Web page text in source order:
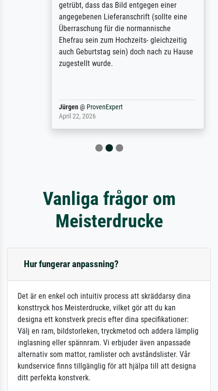
getrübt, dass das Bild entgegen einer
angegebenen Lieferanschrift (sollte eine
Überraschung für die normannische
Ehefrau sein zum Hochzeits- gleichzeitig
auch Geburtstag sein) doch nach zu Hause
zugestellt wurde.
Jürgen@ProvenExpert
April 22, 2026
Vanliga frågor om
Meisterdrucke
Hur fungerar anpassning?
Det är en enkel och intuitiv process att skräddarsy dina
konsttryck hos Meisterdrucke, vilket gör att du kan
designa ett konstverk precis efter dina specifikationer:
Välj en ram, bildstorleken, tryckmetod och addera lämplig
inglasning eller spännram. Vi erbjuder även anpassade
alternativ som mattor, ramlister och avståndslister. Vår
kundservice finns tillgänglig för att hjälpa till att designa
ditt perfekta konstverk.